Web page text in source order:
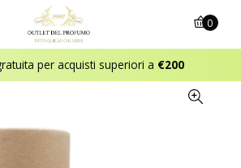
per acquisti superiori a €200
0